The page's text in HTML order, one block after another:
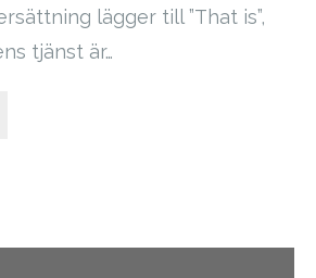
lägger till ”That is”,
tjänst är…